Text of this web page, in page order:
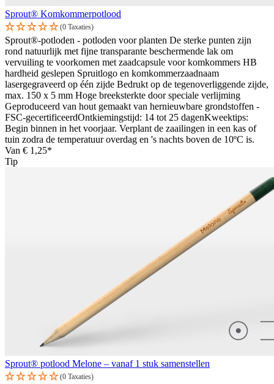
Sprout® Komkommerpotlood
(0 Taxaties)
Sprout®-potloden - potloden voor planten De sterke punten zijn
rond natuurlijk met fijne transparante beschermende lak om
vervuiling te voorkomen met zaadcapsule voor komkommers HB
hardheid geslepen Spruitlogo en komkommerzaadnaam
lasergegraveerd op één zijde Bedrukt op de tegenoverliggende zijde,
max. 150 x 5 mm Hoge breeksterkte door speciale verlijming
Geproduceerd van hout gemaakt van hernieuwbare grondstoffen -
FSC-gecertificeerdOntkiemingstijd: 14 tot 25 dagenKweektips:
Begin binnen in het voorjaar. Verplant de zaailingen in een kas of
tuin zodra de temperatuur overdag en 's nachts boven de 10ºC is.
Van € 1,25*
Tip
Sprout® potlood Melone – vanaf 1 stuk samenstellen
(0 Taxaties)